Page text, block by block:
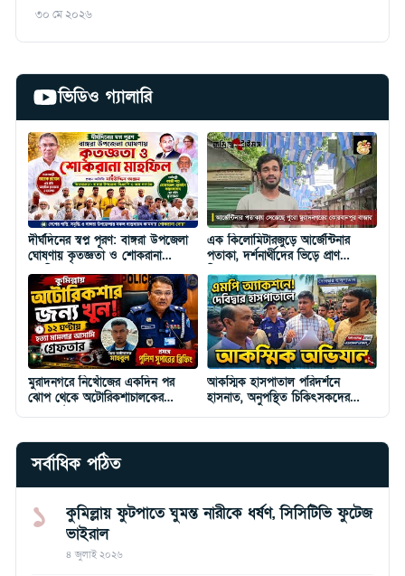
৩০ মে ২০২৬
ভিডিও গ্যালারি
দীর্ঘদিনের স্বপ্ন পূরণ: বাঙ্গরা উপজেলা
ঘোষণায় কৃতজ্ঞতা ও শোকরানা
মাহফিল
এক কিলোমিটারজুড়ে আর্জেন্টিনার
পতাকা, দর্শনার্থীদের ভিড়ে প্রাণ
ফিরেছে কোবানপুর বাজার
মুরাদনগরে নিখোঁজের একদিন পর
ঝোপ থেকে অটোরিকশাচালকের
আকস্মিক হাসপাতাল পরিদর্শনে
হাসনাত, অনুপস্থিত চিকিৎসকদের
সর্বাধিক পঠিত
১
কুমিল্লায় ফুটপাতে ঘুমন্ত নারীকে ধর্ষণ, সিসিটিভি ফুটেজ
ভাইরাল
৪ জুলাই ২০২৬